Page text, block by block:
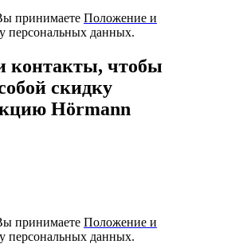
принимаете Положение и
персональных данных.
контакты, чтобы
скидку
Hörmann
принимаете Положение и
персональных данных.